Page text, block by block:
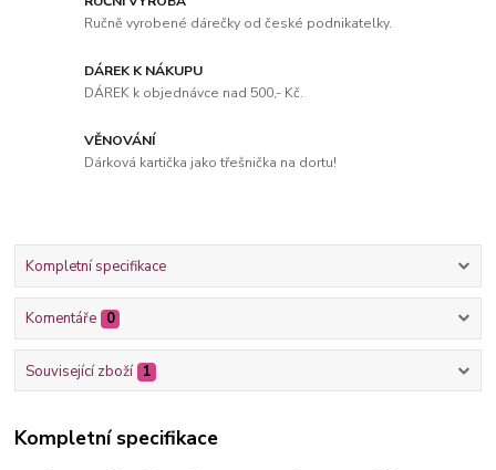
Ručně vyrobené dárečky od české podnikatelky.
DÁREK K NÁKUPU
DÁREK k objednávce nad 500,- Kč.
VĚNOVÁNÍ
Dárková kartička jako třešnička na dortu!
Kompletní specifikace
Komentáře 0
Související zboží 1
Kompletní specifikace